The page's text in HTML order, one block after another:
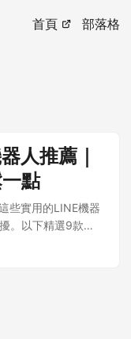
首頁 部落格
人推薦｜
點
些實用的LINE機器
。以下精選9款
、翻譯、理財、交